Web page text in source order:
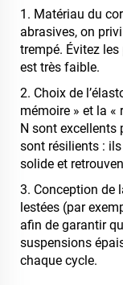
1. Matériau du
abrasives, on
trempé. Évitez
est très faible.
2. Choix de
mémoire » et la «
N sont excellents
sont résilients :
solide et
3. Conception de
lestées (par
afin de garantir
suspensions
chaque cycle.